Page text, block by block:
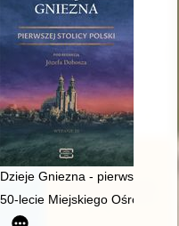
: szkice i
Dzieje Gniezna - pierwszej
50-lecie Miejskiego Ośrodka